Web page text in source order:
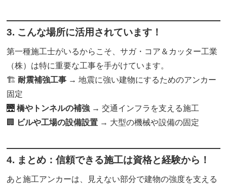
3. こんな場所に活用されています！
第一種施工士がいるからこそ、サガ・コア＆カッター工業
（株）は特に重要な工事を手がけています。
🏗耐震補強工事 → 地震に強い建物にするためのアンカー
固定
🌉橋やトンネルの補強 → 交通インフラを支える施工
🏢
ビルや工場の設備設置 → 大型の機械や設備の固定
4. まとめ：信頼できる施工は資格と経験から！
あと施工アンカーは、見えない部分で建物の強度を支える